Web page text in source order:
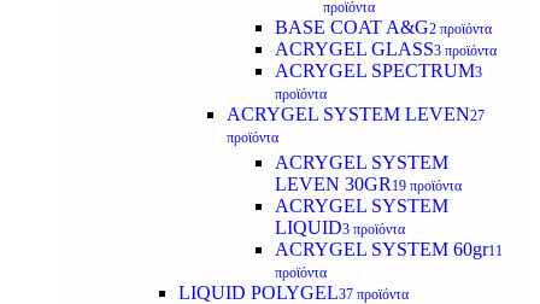
προϊόντα
BASE COAT A&G2 προϊόντα
ACRYGEL GLASS3 προϊόντα
ACRYGEL SPECTRUM3
προϊόντα
ACRYGEL SYSTEM LEVEN27
προϊόντα
ACRYGEL SYSTEM
LEVEN 30GR 19 προϊόντα
ACRYGEL SYSTEM
LIQUID3 προϊόντα
ACRYGEL SYSTEM 60gr11
προϊόντα
LIQUID POLYGEL37 προϊόντα